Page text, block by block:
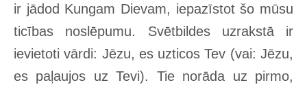
ir jādod Kungam Dievam, iepazīstot šo mūsu
ticības noslēpumu. Svētbildes uzrakstā ir
ievietoti vārdi: Jēzu, es uzticos Tev (vai: Jēzu,
es paļaujos uz Tevi). Tie norāda uz pirmo,